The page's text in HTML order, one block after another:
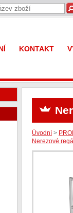
KONTAKT
Úvodní >
Nerezové